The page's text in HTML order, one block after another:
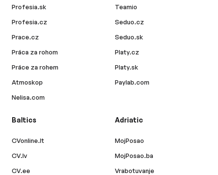
Profesia.sk
Profesia.cz
Prace.cz
Práca za rohom
Práce za rohem
Atmoskop
Nelisa.com
Teamio
Seduo.cz
Seduo.sk
Platy.cz
Platy.sk
Paylab.com
Baltics
CVonline.lt
CV.lv
CV.ee
Adriatic
MojPosao
MojPosao.ba
Vrabotuvanje